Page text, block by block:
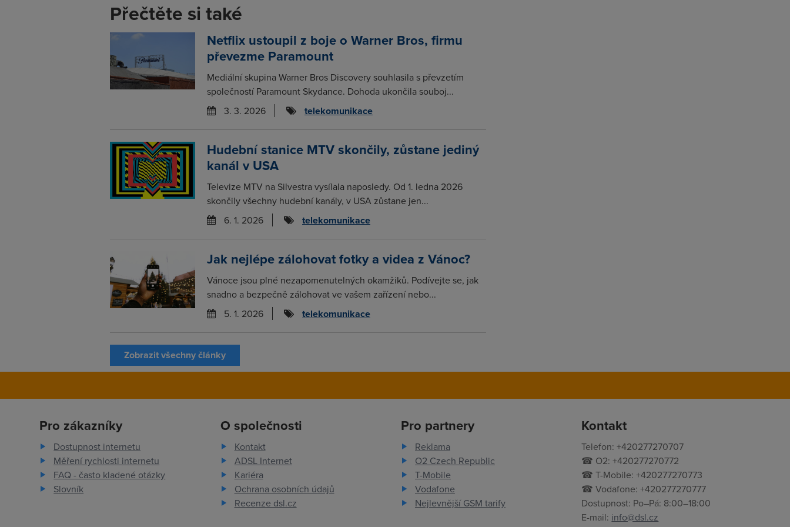
Přečtěte si také
Netflix ustoupil z boje o Warner Bros, firmu
převezme Paramount
Mediální skupina Warner Bros Discovery souhlasila s převzetím
společností Paramount Skydance. Dohoda ukončila souboj...
3. 3. 2026
telekomunikace
Hudební stanice MTV skončily, zůstane jediný
kanál v USA
Televize MTV na Silvestra vysílala naposledy. Od 1. ledna 2026
skončily všechny hudební kanály, v USA zůstane jen...
6. 1. 2026
telekomunikace
Jak nejlépe zálohovat fotky a videa z Vánoc?
Vánoce jsou plné nezapomenutelných okamžiků. Podívejte se, jak
snadno a bezpečně zálohovat ve vašem zařízení nebo...
5. 1. 2026
telekomunikace
Zobrazit všechny články
Pro zákazníky
Dostupnost internetu
Měření rychlosti internetu
FAQ - často kladené otázky
Slovník
O společnosti
Kontakt
ADSL Internet
Kariéra
Ochrana osobních údajů
Recenze dsl.cz
Pro partnery
Reklama
O2 Czech Republic
T-Mobile
Vodafone
Nejlevnější GSM tarify
Kontakt
Telefon: +420277270707
☎ O2: +420277270772
☎ T-Mobile: +420277270773
☎ Vodafone: +420277270777
Dostupnost: Po–Pá: 8:00–18:00
E-mail: info@dsl.cz